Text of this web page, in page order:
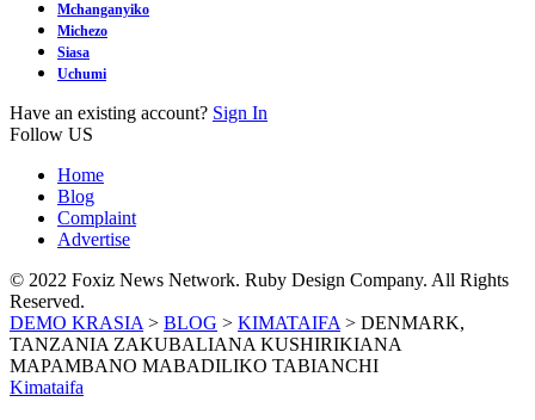
Mchanganyiko
Michezo
Siasa
Uchumi
Have an existing account? Sign In
Follow US
Home
Blog
Complaint
Advertise
© 2022 Foxiz News Network. Ruby Design Company. All Rights
Reserved.
DEMO KRASIA > BLOG > KIMATAIFA > DENMARK,
TANZANIA ZAKUBALIANA KUSHIRIKIANA
MAPAMBANO MABADILIKO TABIANCHI
Kimataifa